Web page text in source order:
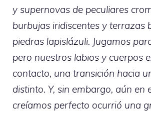
y supernovas de peculiares
burbujas iridiscentes y terrazas
piedras lapislázuli. Jugamos
pero nuestros labios y cuerpos
contacto, una transición hacia
distinto. Y, sin embargo, aún en
creíamos perfecto ocurrió una